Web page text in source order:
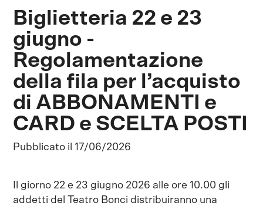
Biglietteria 22 e 23
giugno -
Regolamentazione
della fila per l’acquisto
di ABBONAMENTI e
CARD e SCELTA POSTI
Pubblicato il 17/06/2026
Il giorno 22 e 23 giugno 2026 alle ore 10.00 gli
addetti del Teatro Bonci distribuiranno una